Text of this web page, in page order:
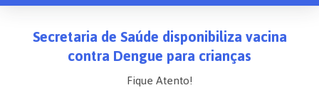
Secretaria de Saúde disponibiliza vacina
contra Dengue para crianças
Fique Atento!